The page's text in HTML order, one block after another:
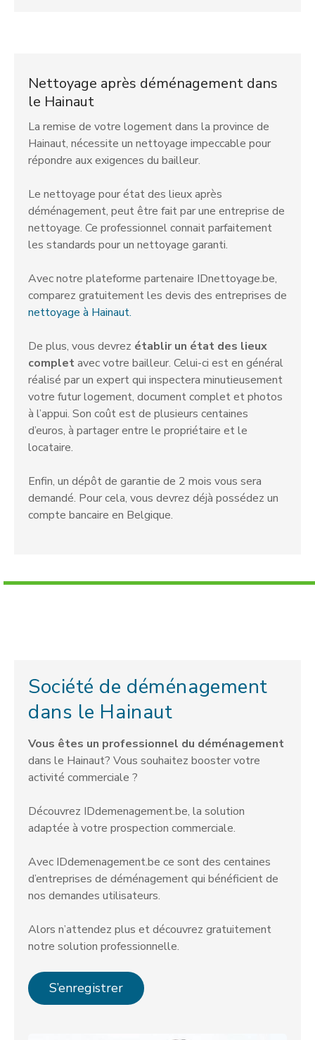
Nettoyage après déménagement dans
le Hainaut
La remise de votre logement dans la province de
Hainaut, nécessite un nettoyage impeccable pour
répondre aux exigences du bailleur.
Le nettoyage pour état des lieux après
déménagement, peut être fait par une entreprise de
nettoyage. Ce professionnel connait parfaitement
les standards pour un nettoyage garanti.
Avec notre plateforme partenaire IDnettoyage.be,
comparez gratuitement les devis des entreprises de
nettoyage à Hainaut.
De plus, vous devrez établir un état des lieux
completavec votre bailleur. Celui-ci est en général
réalisé par un expert qui inspectera minutieusement
votre futur logement, document complet et photos
à l’appui. Son coût est de plusieurs centaines
d’euros, à partager entre le propriétaire et le
locataire.
Enfin, un dépôt de garantie de 2 mois vous sera
demandé. Pour cela, vous devrez déjà possédez un
compte bancaire en Belgique.
Société de déménagement
dans le Hainaut
Vous êtes un professionnel du déménagement
dans le Hainaut? Vous souhaitez booster votre
activité commerciale ?
Découvrez IDdemenagement.be, la solution
adaptée à votre prospection commerciale.
Avec IDdemenagement.be ce sont des centaines
d’entreprises de déménagement qui bénéficient de
nos demandes utilisateurs.
Alors n’attendez plus et découvrez gratuitement
notre solution professionnelle.
S’enregistrer